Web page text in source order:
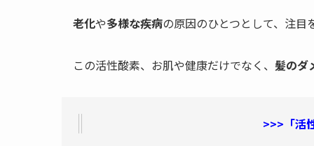
老化や多様な疾病の原因のひとつとして、注目
この活性酸素、お肌や健康だけでなく、 髪のダ
>>> 「